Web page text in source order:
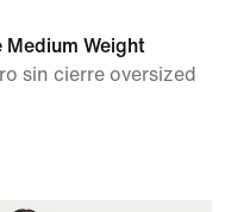
Medium Weight
sin cierre oversized